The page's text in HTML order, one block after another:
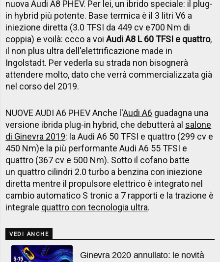
nuovaAudi A8 PHEV. Per lei, un ibrido speciale: il plug-
in hybrid più potente. Base termica è il 3 litri V6 a
iniezione diretta (3.0 TFSI da 449 cv e700 Nm di
coppia) e voilà: ccco a voiAudi A8 L 60 TFSI e quattro,
il non plus ultra dell'elettrificazione made in
Ingolstadt. Per vederla su strada non bisognerà
attendere molto, dato che verrà commercializzata già
nel corso del 2019.
NUOVE AUDI A6 PHEV Anche l'Audi A6 guadagna una
versione ibrida plug-in hybrid, che debutterà al salone
di Ginevra 2019: laAudi A6 50 TFSI e quattro (299 cv e
450 Nm)e la più performante Audi A6 55 TFSI e
quattro (367 cv e 500 Nm). Sotto il cofano batte
un quattro cilindri 2.0 turbo a benzina con iniezione
diretta mentre il propulsore elettrico è integrato nel
cambio automatico S tronic a 7 rapporti e la trazione è
integrale quattro con tecnologia ultra.
VEDI ANCHE
Ginevra 2020 annullato: le novità